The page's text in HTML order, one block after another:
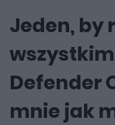
Jeden, by
Defender
mnie jak